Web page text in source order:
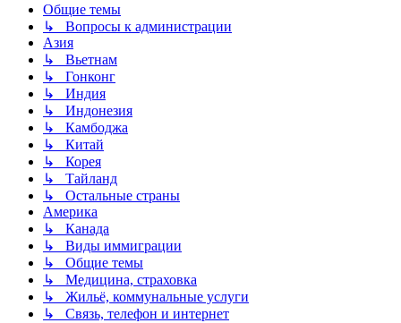
Общие темы
↳ Вопросы к администрации
Азия
↳ Вьетнам
↳ Гонконг
↳ Индия
↳ Индонезия
↳ Камбоджа
↳ Китай
↳ Корея
↳ Тайланд
↳ Остальные страны
Америка
↳ Канада
↳ Виды иммиграции
↳ Общие темы
↳ Медицина, страховка
↳ Жильё, коммунальные услуги
↳ Связь, телефон и интернет